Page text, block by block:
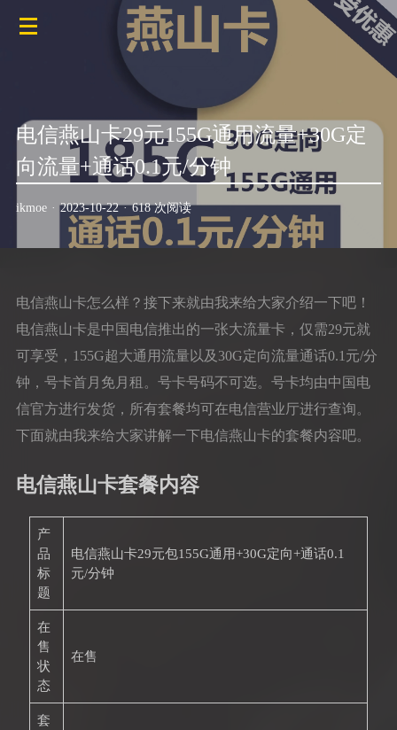
电信燕山卡29元155G通用流量+30G定
向流量+通话0.1元/分钟
ikmoe · 2023-10-22 · 618 次阅读
电信燕山卡怎么样？接下来就由我来给大家介绍一下吧！
电信燕山卡是中国电信推出的一张大流量卡，仅需29元就
可享受，155G超大通用流量以及30G定向流量通话0.1元/分
钟，号卡首月免月租。号卡号码不可选。号卡均由中国电
信官方进行发货，所有套餐均可在电信营业厅进行查询。
下面就由我来给大家讲解一下电信燕山卡的套餐内容吧。
电信燕山卡套餐内容
产
品
标
题
电信燕山卡29元包155G通用+30G定向+通话0.1
元/分钟
在
售
状
态
在售
套